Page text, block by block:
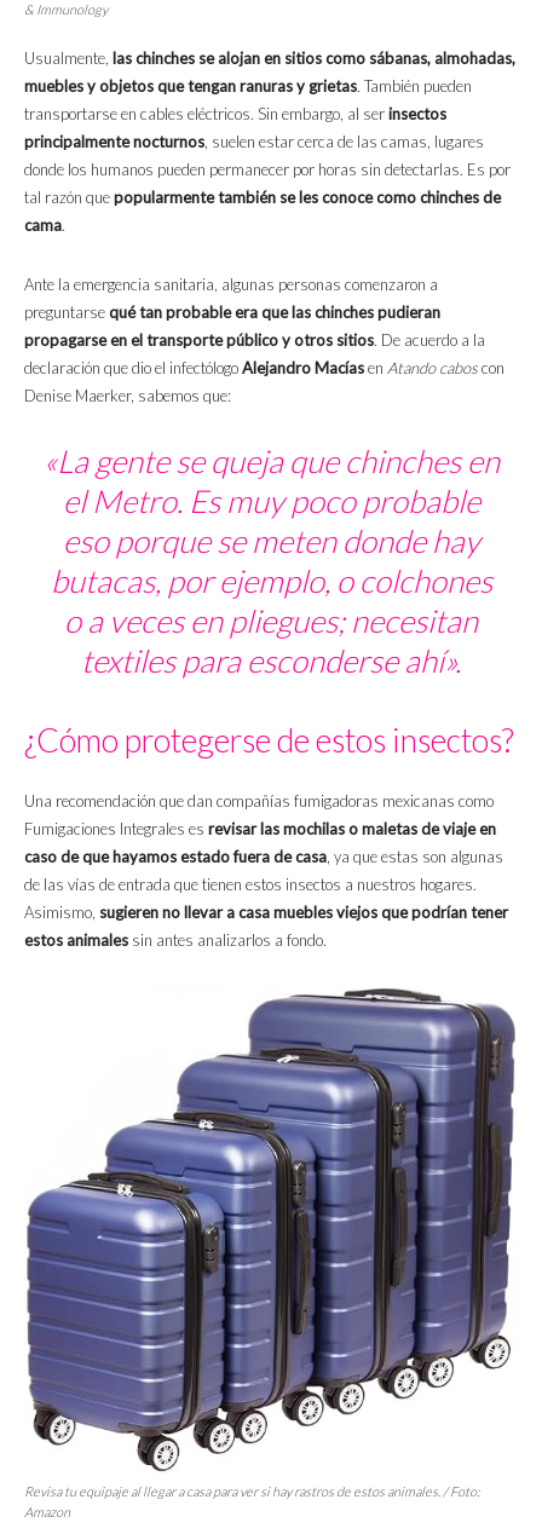
& Immunology
Usualmente, las chinches se alojan en sitios como sábanas, almohadas,
muebles y objetos que tengan ranuras y grietas. También pueden
transportarse en cables eléctricos. Sin embargo, al serinsectos
principalmente nocturnos, suelen estar cerca de las camas, lugares
donde los humanos pueden permanecer por horas sin detectarlas. Es por
tal razón quepopularmente también se les conoce como chinches de
cama.
Ante la emergencia sanitaria, algunas personas comenzaron a
preguntarsequé tan probable era que las chinches pudieran
propagarse en el transporte público y otros sitios. De acuerdo a la
declaración que dio el infectólogoAlejandro Macíasen Atando caboscon
Denise Maerker, sabemos que:
«La gente se queja que chinches en
el Metro. Es muy poco probable
eso porque se meten donde hay
butacas, por ejemplo, o colchones
o a veces en pliegues; necesitan
textiles para esconderse ahí».
¿Cómo protegerse de estos insectos?
Una recomendación que dan compañías fumigadoras mexicanas como
Fumigaciones Integrales es revisar las mochilas o maletas de viaje en
caso de que hayamos estado fuera de casa, ya que estas son algunas
de las vías de entrada que tienen estos insectos a nuestros hogares.
Asimismo, sugieren no llevar a casa muebles viejos que podrían tener
estos animales sin antes analizarlos a fondo.
Revisa tu equipaje al llegar a casa para ver si hay rastros de estos animales. / Foto:
Amazon